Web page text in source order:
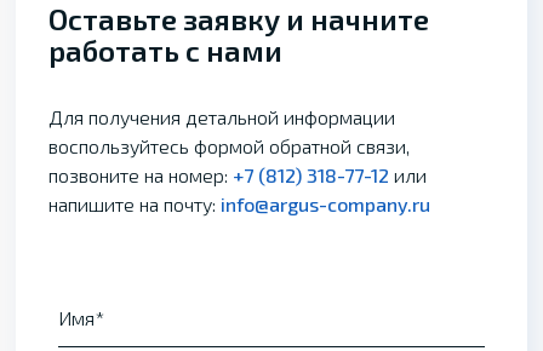
Оставьте заявку и начните
работать с нами
Для получения детальной информации
воспользуйтесь формой обратной связи,
позвоните на номер: +7 (812) 318-77-12 или
напишите на почту: info@argus-company.ru
Имя